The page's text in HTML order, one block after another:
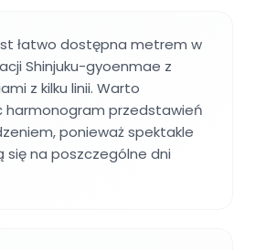
łatwo dostępna metrem w
Shinjuku-gyoenmae z
z kilku linii. Warto
harmonogram przedstawień
ponieważ spektakle
się na poszczególne dni